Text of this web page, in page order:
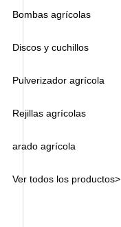
Bombas agrícolas
Discos y cuchillos
Pulverizador agrícola
Rejillas agrícolas
arado agrícola
Ver todos los productos>